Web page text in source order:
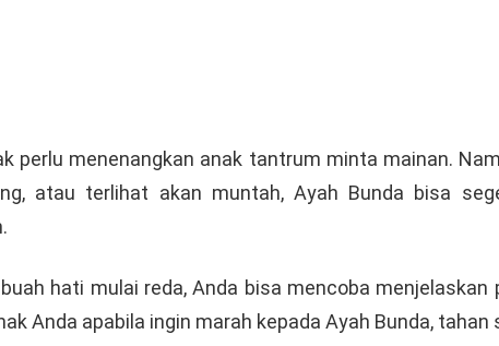
perlu menenangkan anak tantrum minta mainan.
atau terlihat akan muntah, Ayah Bunda bisa
hati mulai reda, Anda bisa mencoba
Anda apabila ingin marah kepada Ayah Bunda,